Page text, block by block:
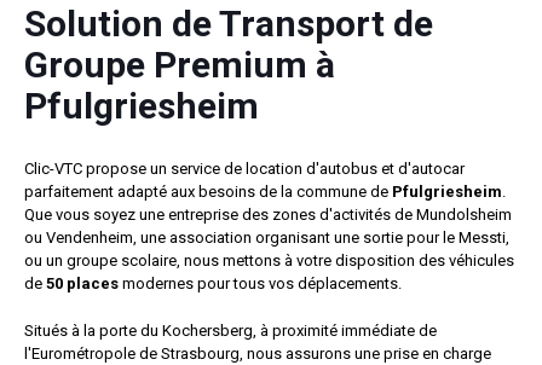
Solution de Transport de
Groupe Premium à
Pfulgriesheim
Clic-VTC propose un service de location d'autobus et d'autocar
parfaitement adapté aux besoins de la commune de Pfulgriesheim
Que vous soyez une entreprise des zones d'activités de Mundolsheim
ou Vendenheim, une association organisant une sortie pour le Messti,
ou un groupe scolaire, nous mettons à votre disposition des véhicules
de 50 places modernes pour tous vos déplacements.
Situés à la porte du Kochersberg, à proximité immédiate de
l'Eurométropole de Strasbourg, nous assurons une prise en charge